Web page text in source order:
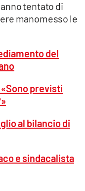
tentato di
manomesso le
del
previsti
al bilancio di
e sindacalista